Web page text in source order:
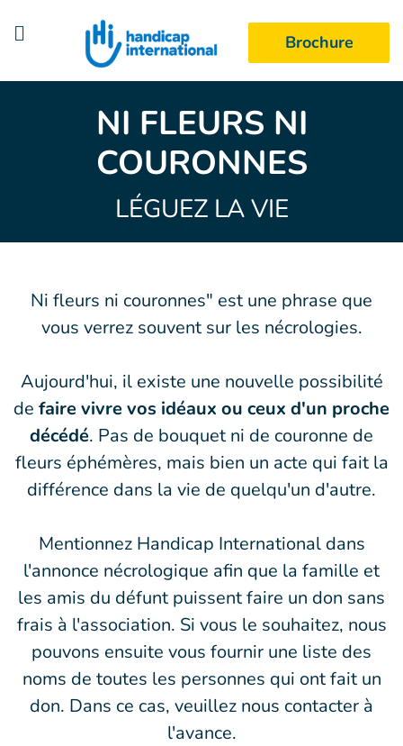
Brochure
NI FLEURS NI
COURONNES
LÉGUEZ LA VIE
Ni fleurs ni couronnes" est une phrase que
vous verrez souvent sur les nécrologies.
Aujourd'hui, il existe une nouvelle possibilité
de faire vivre vos idéaux ou ceux d'un proche
décédé. Pas de bouquet ni de couronne de
fleurs éphémères, mais bien un acte qui fait la
différence dans la vie de quelqu'un d'autre.
Mentionnez Handicap International dans
l'annonce nécrologique afin que la famille et
les amis du défunt puissent faire un don sans
frais à l'association. Si vous le souhaitez, nous
pouvons ensuite vous fournir une liste des
noms de toutes les personnes qui ont fait un
don. Dans ce cas, veuillez nous contacter à
l'avance.